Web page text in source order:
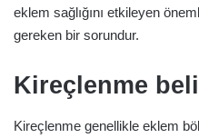
eklem sağlığını etkileyen
gereken bir sorundur.
Kireçlenme
Kireçlenme genellikle eklem